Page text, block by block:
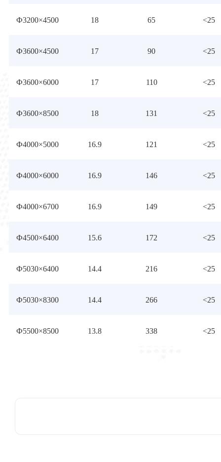
Ф3200×4500 18 65 <25
Ф3600×4500 17 90 <25
Ф3600×6000 17 110 <25
Ф3600×8500 18 131 <25
Ф4000×5000 16.9 121 <25
Ф4000×6000 16.9 146 <25
Ф4000×6700 16.9 149 <25
Ф4500×6400 15.6 172 <25
Ф5030×6400 14.4 216 <25
Ф5030×8300 14.4 266 <25
Ф5500×8500 13.8 338 <25